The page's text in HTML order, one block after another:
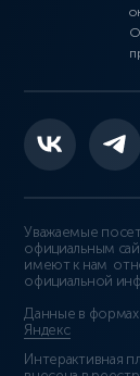
Уважаемые
официальным
имеют к нам
официальной
Данные в формах
Яндекс
Интерактивная